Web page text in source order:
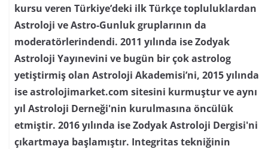
kursu veren Türkiye’deki ilk Türkçe topluluklardan
Astroloji ve Astro-Gunluk gruplarının da
moderatörlerindendi. 2011 yılında ise Zodyak
Astroloji Yayınevini ve bugün bir çok astrolog
yetiştirmiş olan Astroloji Akademisi’ni, 2015 yılında
ise astrolojimarket.com sitesini kurmuştur ve aynı
yıl Astroloji Derneği'nin kurulmasına öncülük
etmiştir. 2016 yılında ise Zodyak Astroloji Dergisi'ni
çıkartmaya başlamıştır. Integritas tekniğinin